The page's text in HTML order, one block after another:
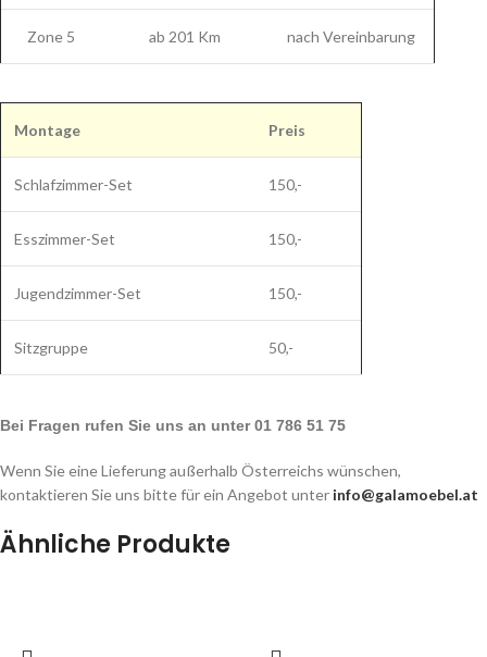
Zone 5 ab 201 Km nach Vereinbarung
Montage Preis
Schlafzimmer-Set 150,-
Esszimmer-Set 150,-
Jugendzimmer-Set 150,-
Sitzgruppe 50,-
Bei Fragen rufen Sie uns an unter 01 786 51 75
Wenn Sie eine Lieferung außerhalb Österreichs wünschen,
kontaktieren Sie uns bitte für ein Angebot unter info@galamoebel.at
Ähnliche Produkte